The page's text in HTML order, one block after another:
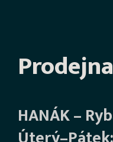
Prodejna
HANÁK –